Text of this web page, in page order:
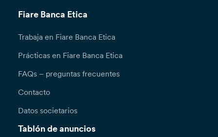
Fiare Banca Etica
Trabaja en Fiare Banca Etica
Prácticas en Fiare Banca Etica
FAQs – preguntas frecuentes
Contacto
Datos societarios
Tablón de anuncios